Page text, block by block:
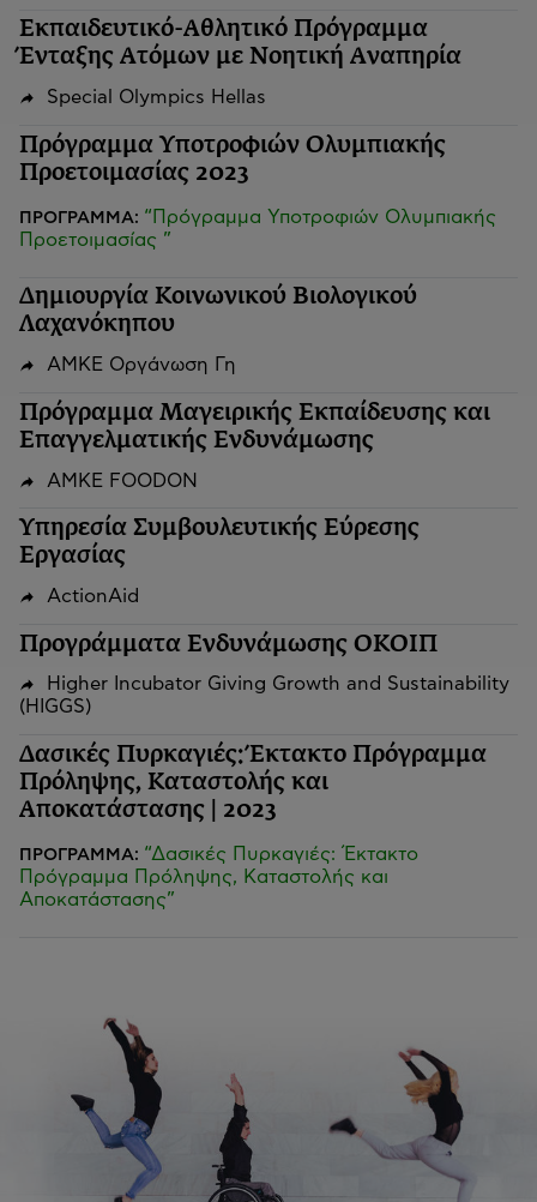
Εκπαιδευτικό-Αθλητικό Πρόγραμμα
Ένταξης Ατόμων με Νοητική Αναπηρία
Special Olympics Hellas
Πρόγραμμα Υποτροφιών Ολυμπιακής
Προετοιμασίας 2023
ΠΡΟΓΡΑΜΜΑ: “Πρόγραμμα Υποτροφιών Ολυμπιακής
Προετοιμασίας ”
Δημιουργία Κοινωνικού Βιολογικού
Λαχανόκηπου
ΑΜΚΕ Οργάνωση Γη
Πρόγραμμα Μαγειρικής Εκπαίδευσης και
Επαγγελματικής Ενδυνάμωσης
ΑΜΚΕ FOODON
Υπηρεσία Συμβουλευτικής Εύρεσης
Εργασίας
ActionAid
Προγράμματα Ενδυνάμωσης ΟΚΟΙΠ
Higher Incubator Giving Growth and Sustainability
(HIGGS)
Δασικές Πυρκαγιές: Έκτακτο Πρόγραμμα
Πρόληψης, Καταστολής και
Αποκατάστασης | 2023
ΠΡΟΓΡΑΜΜΑ: “Δασικές Πυρκαγιές: Έκτακτο
Πρόγραμμα Πρόληψης, Καταστολής και
Αποκατάστασης”